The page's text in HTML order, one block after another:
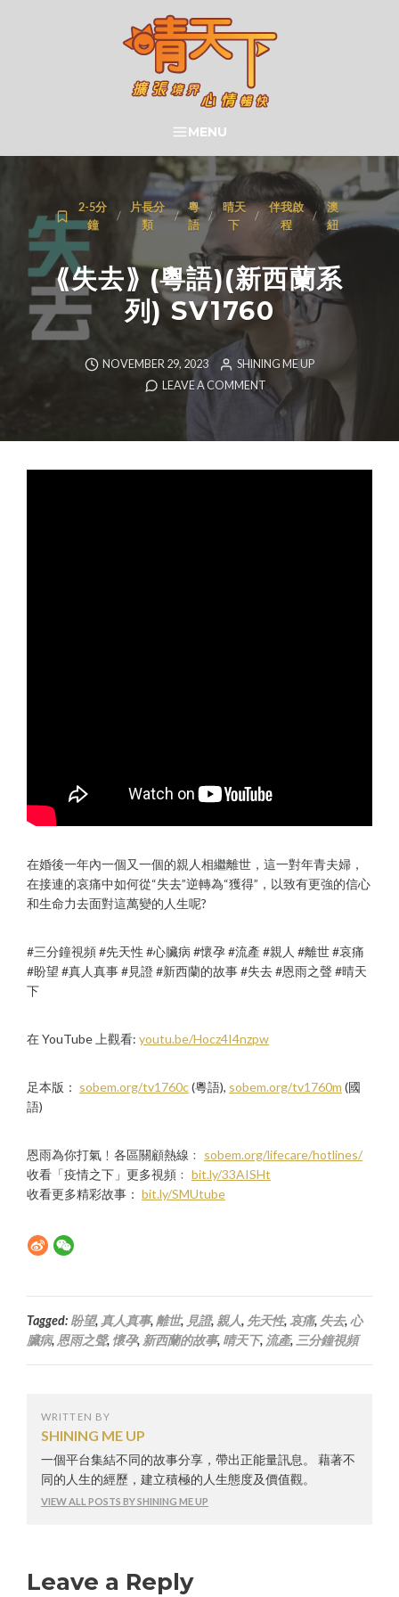
晴天下 SHININGMEUP
SEARCH
MENU
2-5分
鐘
/
片長分
類
/
粵
語
/
晴天
下
/
伴我啟
程
/
澳
紐
⟪失去⟫ (粵語)(新西蘭系
列) SV1760
NOVEMBER 29, 2023
SHINING ME UP
LEAVE A COMMENT
在婚後一年內一個又一個的親人相繼離世，這一對年青夫婦，
在接連的哀痛中如何從“失去”逆轉為“獲得”，以致有更強的信心
和生命力去面對這萬變的人生呢?
#三分鐘視頻 #先天性 #心臟病 #懷孕 #流產 #親人 #離世 #哀痛
#盼望 #真人真事 #見證 #新西蘭的故事 #失去 #恩雨之聲 #晴天
下
在 YouTube 上觀看: youtu.be/Hocz4I4nzpw
足本版： sobem.org/tv1760c(粵語), sobem.org/tv1760m (國
語)
恩雨為你打氣﹗各區關顧熱線﹕ sobem.org/lifecare/hotlines/
收看「疫情之下」更多視頻﹕ bit.ly/33AISHt
收看更多精彩故事： bit.ly/SMUtube
Tagged: 盼望,真人真事, 離世, 見證, 親人, 先天性,哀痛, 失去,心
臟病, 恩雨之聲, 懷孕, 新西蘭的故事, 晴天下, 流產, 三分鐘視頻
WRITTEN BY
SHINING ME UP
一個平台集結不同的故事分享，帶出正能量訊息。 藉著不
同的人生的經歷，建立積極的人生態度及價值觀。
VIEW ALL POSTS BY SHINING ME UP
Leave a Reply